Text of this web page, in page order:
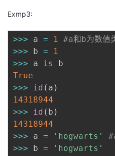
Exmp3:
>>> a = 1 #a和b为数值
>>> b =
1
>>> a is
True
>>> id ( a )
14318944
>>> id ( b )
14318944
>>> a = 'hogwarts'
>>> b =
'hogwarts'